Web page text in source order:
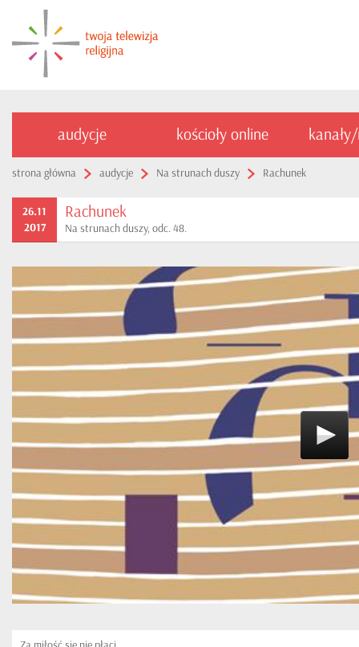
audycje kościoły online
strona główna audycje Na strunach duszy Rachunek
26.11
2017
Rachunek
Na strunach duszy, odc. 48.